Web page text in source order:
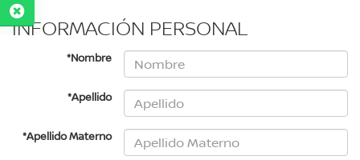
INFORMACIÓN PERSONAL
*Nombre
*Apellido
*Apellido Materno